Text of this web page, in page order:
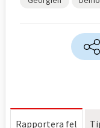
Rapportera fel